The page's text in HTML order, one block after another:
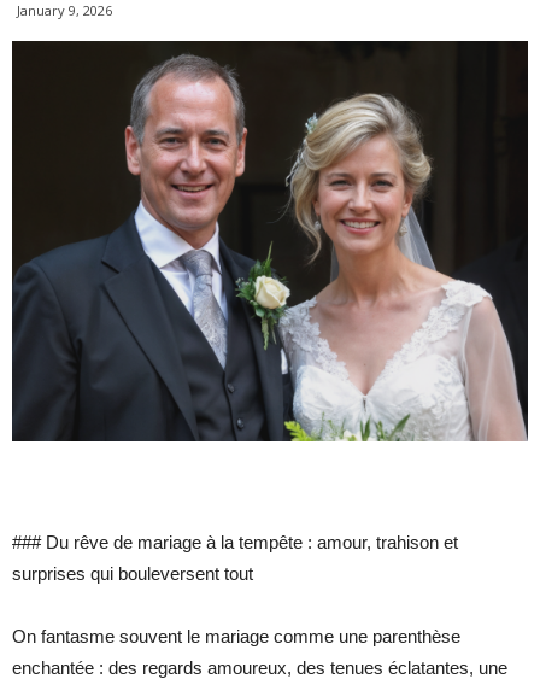
January 9, 2026
### Du rêve de mariage à la tempête : amour, trahison et
surprises qui bouleversent tout
On fantasme souvent le mariage comme une parenthèse
enchantée : des regards amoureux, des tenues éclatantes, une